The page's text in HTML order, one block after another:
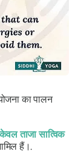
का पालन
ताजासात्विक
हैं।.